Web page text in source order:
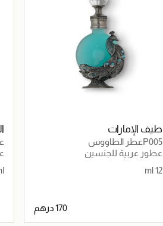
طيف الإمارات
P005عطر الطاووس
عطور عربية للجنسين
12 ml